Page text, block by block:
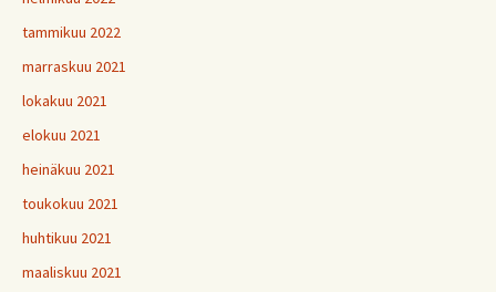
tammikuu 2022
marraskuu 2021
lokakuu 2021
elokuu 2021
heinäkuu 2021
toukokuu 2021
huhtikuu 2021
maaliskuu 2021